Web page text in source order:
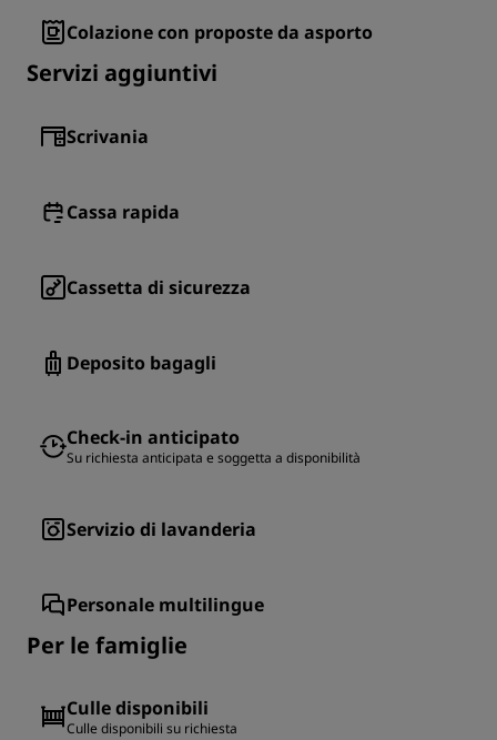
Colazione con proposte da asporto
Servizi aggiuntivi
Scrivania
Cassa rapida
Cassetta di sicurezza
Deposito bagagli
Check-in anticipato
Su richiesta anticipata e soggetta a disponibilità
Servizio di lavanderia
Personale multilingue
Per le famiglie
Culle disponibili
Culle disponibili su richiesta